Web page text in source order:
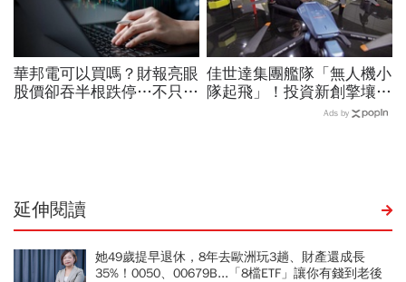
華邦電可以買嗎？財報亮眼
股價卻吞半根跌停…不只外
佳世達集團艦隊「無人機小
隊起飛」！投資新創擎壤、
翔隆，總座親督軍養大精
Ads by
延伸閱讀
她49歲提早退休，8年去歐洲玩3趟、財產還成長
35%！0050、00679B...「8檔ETF」讓你有錢到老後